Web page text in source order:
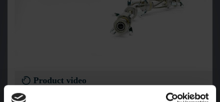
Product video